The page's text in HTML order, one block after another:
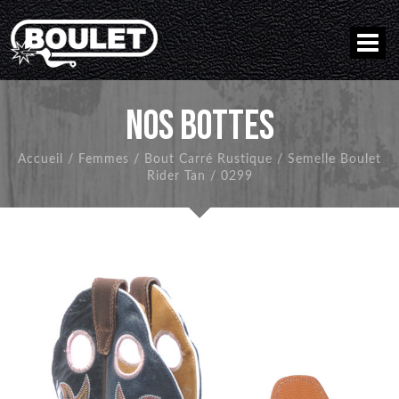
NOS BOTTES
Accueil / Femmes / Bout Carré Rustique / Semelle Boulet
Rider Tan / 0299